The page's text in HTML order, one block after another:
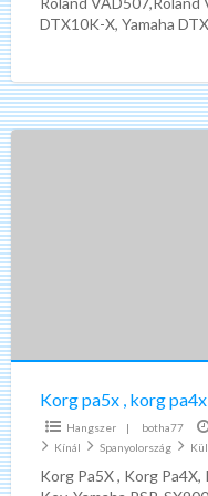
v-
drum
kit
DTX10K-X, Yamaha
Korg
pa5x
,
korg
pa4x,
korg
pa-
1000,
yamaha
genos
76-
key,
yamaha
Hangszer | botha77
Kínál
Spanyolország
Korg Pa5X , Korg